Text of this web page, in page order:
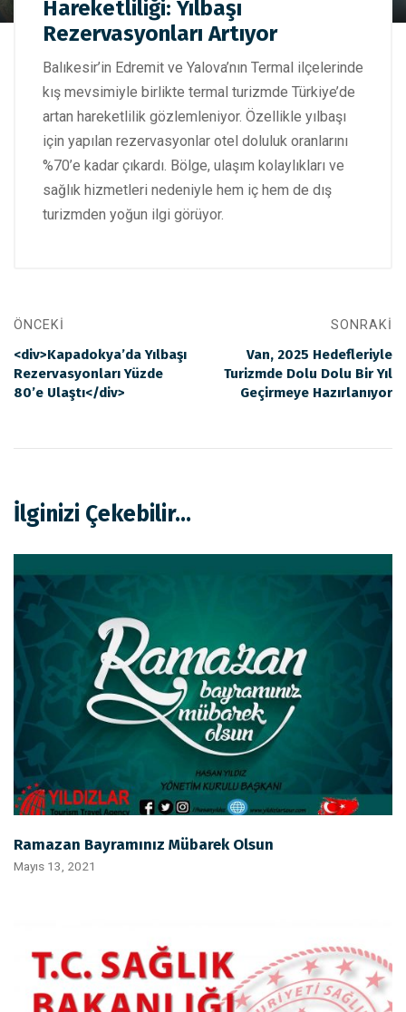
Hareketliliği: Yılbaşı Rezervasyonları Artıyor
Hareketliliği: Yılbaşı
Rezervasyonları Artıyor
Balıkesir’in Edremit ve Yalova’nın Termal ilçelerinde
kış mevsimiyle birlikte termal turizmde Türkiye’de
artan hareketlilik gözlemleniyor. Özellikle yılbaşı
için yapılan rezervasyonlar otel doluluk oranlarını
%70’e kadar çıkardı. Bölge, ulaşım kolaylıkları ve
sağlık hizmetleri nedeniyle hem iç hem de dış
turizmden yoğun ilgi görüyor.
ÖNCEKI
<div>Kapadokya’da Yılbaşı
Rezervasyonları Yüzde
80’e Ulaştı</div>
SONRAKI
Van, 2025 Hedefleriyle
Turizmde Dolu Dolu Bir Yıl
Geçirmeye Hazırlanıyor
İlginizi Çekebilir...
Ramazan Bayramınız Mübarek Olsun
Mayıs 13, 2021